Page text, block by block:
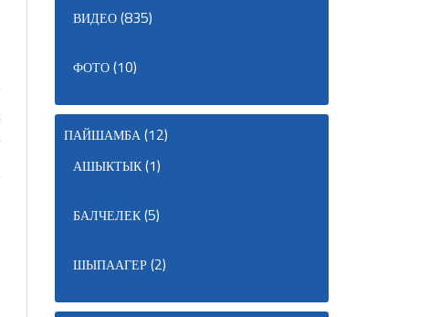
ВИДЕО(835)
ФОТО(10)
ПАЙШАМБА(12)
АШЫКТЫК(1)
БАЛЧЕЛЕК(5)
ШЫПААГЕР(2)